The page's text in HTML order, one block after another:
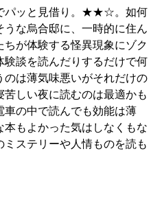
パッと見借り。★★☆。如何
うな烏合邸に、一時的に住ん
ちが体験する怪異現象にゾク
験談を読んだりするだけで何
のは薄気味悪いがそれだけの
苦しい夜に読むのは最適かも
車の中で読んでも効能は薄
本もよかった気はしなくもな
ミステリーや人情ものを読も